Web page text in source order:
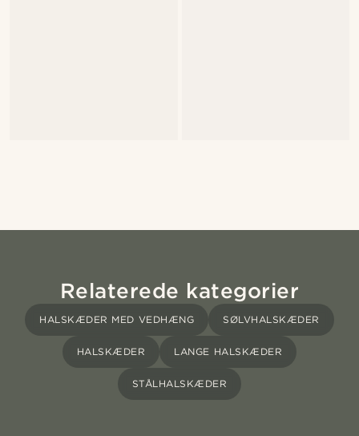
Relaterede kategorier
HALSKÆDER MED VEDHÆNG SØLVHALSKÆDER
HALSKÆDER LANGE HALSKÆDER
STÅLHALSKÆDER